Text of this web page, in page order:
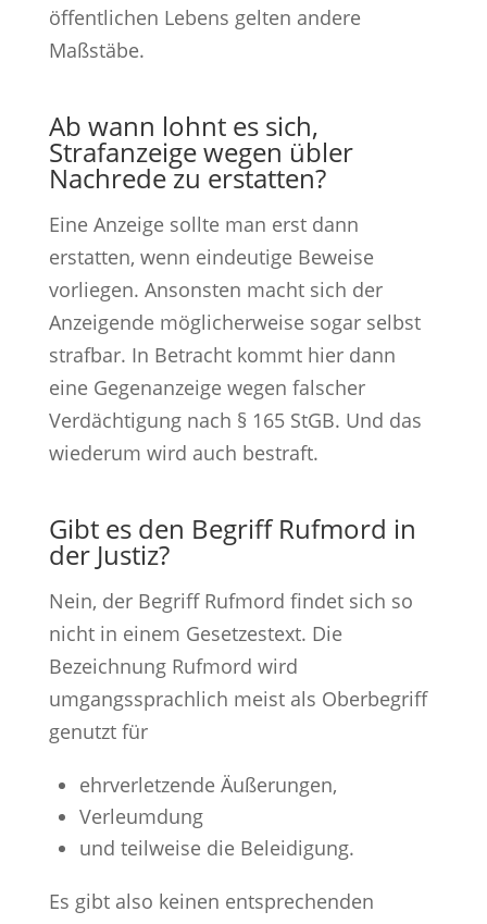
öffentlichen Lebens gelten andere
Maßstäbe.
Ab wann lohnt es sich,
Strafanzeige wegen übler
Nachrede zu erstatten?
Eine Anzeige sollte man erst dann
erstatten, wenn eindeutige Beweise
vorliegen. Ansonsten macht sich der
Anzeigende möglicherweise sogar selbst
strafbar. In Betracht kommt hier dann
eine Gegenanzeige wegen falscher
Verdächtigung nach § 165 StGB. Und das
wiederum wird auch bestraft.
Gibt es den Begriff Rufmord in
der Justiz?
Nein, der Begriff Rufmord findet sich so
nicht in einem Gesetzestext. Die
Bezeichnung Rufmord wird
umgangssprachlich meist als Oberbegriff
genutzt für
ehrverletzende Äußerungen,
Verleumdung
und teilweise die Beleidigung.
Es gibt also keinen entsprechenden